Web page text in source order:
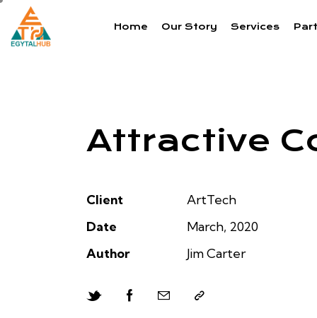
Home Our Story Services
Attractive
Client
ArtTech
Date
March, 2020
Author
Jim Carter